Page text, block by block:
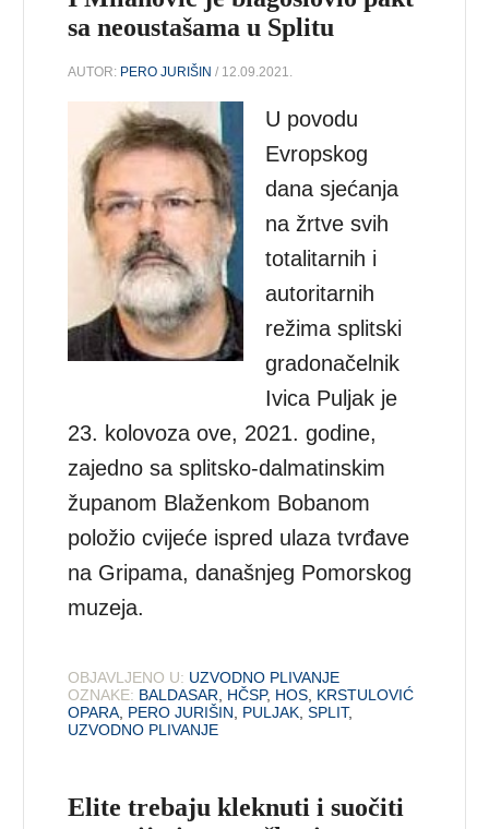
sa neoustašama u Splitu
AUTOR: PERO JURIŠIN / 12.09.2021.
U povodu
Evropskog
dana sjećanja
na žrtve svih
totalitarnih i
autoritarnih
režima splitski
gradonačelnik
Ivica Puljak je
23. kolovoza ove, 2021. godine,
zajedno sa splitsko-dalmatinskim
županom Blaženkom Bobanom
položio cvijeće ispred ulaza tvrđave
na Gripama, današnjeg Pomorskog
muzeja.
OBJAVLJENO U: UZVODNO PLIVANJE
OZNAKE: BALDASAR HČSP, HOS KRSTULOVIĆ
OPARA PERO JURIŠIN PULJAK ,SPLIT,
UZVODNO PLIVANJE
Elite trebaju kleknuti i suočiti